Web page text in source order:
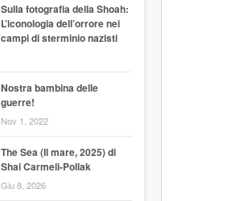
Sulla fotografia della Shoah:
L’iconologia dell’orrore nei
campi di sterminio nazisti
Nostra bambina delle
guerre!
Nov 1, 2022
The Sea (Il mare, 2025) di
Shai Carmeli-Pollak
Giu 8, 2026